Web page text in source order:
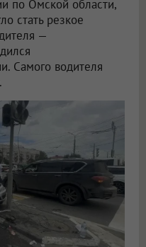
по Омской области,
стать резкое
—
Самого водителя